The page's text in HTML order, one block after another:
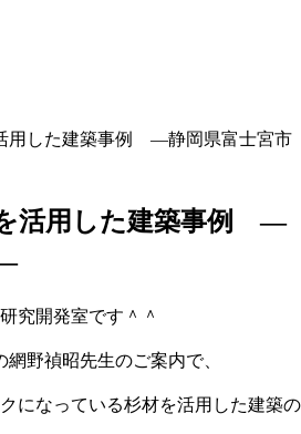
用した建築事例 ―静岡県富士宮市
活用した建築事例 ―
究開発室です＾＾
野禎昭先生のご案内で、
になっている杉材を活用した建築の